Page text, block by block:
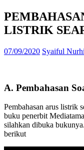
LISTRIK
07/09/2020 Syaiful
A. Pembahasan
Pembahasan arus listrik
buku penerbit
silahkan dibuka
berikut